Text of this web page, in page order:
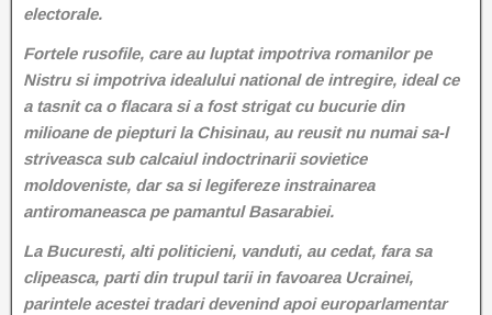
electorale.
Fortele rusofile, care au luptat impotriva romanilor pe
Nistru si impotriva idealului national de intregire, ideal ce
a tasnit ca o flacara si a fost strigat cu bucurie din
milioane de piepturi la Chisinau, au reusit nu numai sa-l
striveasca sub calcaiul indoctrinarii sovietice
moldoveniste, dar sa si legifereze instrainarea
antiromaneasca pe pamantul Basarabiei.
La Bucuresti, alti politicieni, vanduti, au cedat, fara sa
clipeasca, parti din trupul tarii in favoarea Ucrainei,
parintele acestei tradari devenind apoi europarlamentar